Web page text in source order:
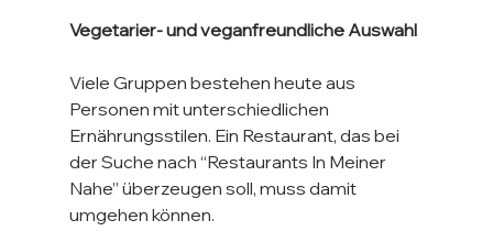
Vegetarier- und veganfreundliche Auswahl
Viele Gruppen bestehen heute aus
Personen mit unterschiedlichen
Ernährungsstilen. Ein Restaurant, das bei
der Suche nach “Restaurants In Meiner
Nahe” überzeugen soll, muss damit
umgehen können.